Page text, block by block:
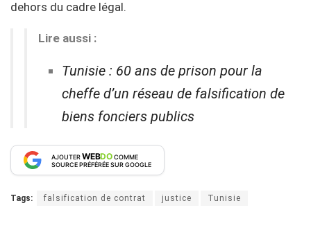
dehors du cadre légal.
Lire aussi :
Tunisie : 60 ans de prison pour la
cheffe d’un réseau de falsification de
biens fonciers publics
AJOUTERWEBDOCOMME
SOURCE PRÉFÉRÉE SUR GOOGLE
Tags: falsification de contrat justice Tunisie